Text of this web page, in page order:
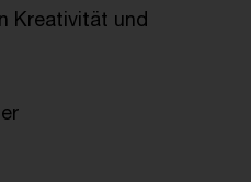
Kreativität und